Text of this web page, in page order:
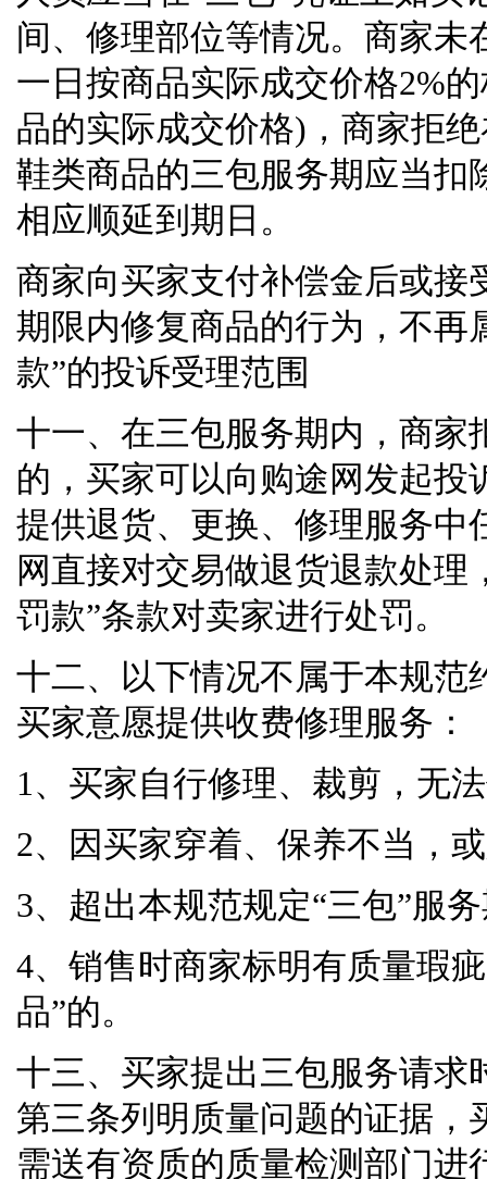
间、修理部位等情况。商家
一日按商品实际成交价格2%
品的实际成交价格) ，商家拒
鞋类商品的三包服务期应当扣
相应顺延到期日。
商家向买家支付补偿金后或接
期限内修复商品的行为，不再
款”的投诉受理范围
十一、在三包服务期内，商家
的，买家可以向购途网发起
提供退货、更换、修理服务中
网直接对交易做退货退款处
罚款”条款对卖家进行处罚。
十二、以下情况不属于本规范
买家意愿提供收费修理服务：
1、买家自行修理、裁剪，无
2、因买家穿着、保养不当，
3、超出本规范规定“三包”服
4、销售时商家标明有质量瑕
品”的。
十三、买家提出三包服务请求
第三条列明质量问题的证据
需送有资质的质量检测部门